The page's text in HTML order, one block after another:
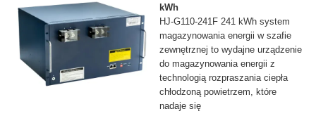
kWh
HJ-G110-241F 241 kWh system
magazynowania energii w szafie
zewnętrznej to wydajne urządzenie
do magazynowania energii z
technologią rozpraszania ciepła
chłodzoną powietrzem, które
nadaje się